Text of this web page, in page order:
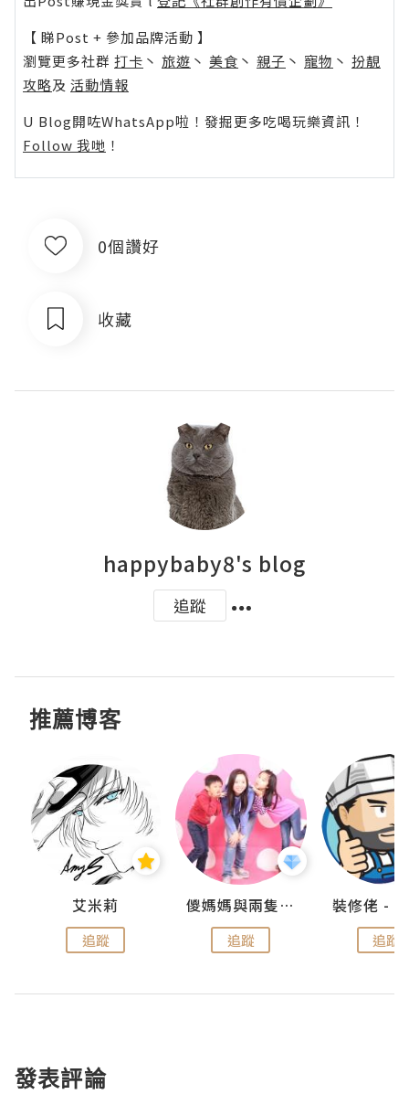
【 睇Post + 參加品牌活動 】
瀏覽更多社群 打卡 丶 旅遊 丶 美食 丶 親子 丶 寵物 丶 扮靚
攻略及 活動情報
U Blog開咗WhatsApp啦！發掘更多吃喝玩樂資訊！
Follow 我哋 ！
0個讚好
收藏
happybaby8's blog
追蹤
推薦博客
艾米莉
追蹤
儍媽媽與兩隻小魔怪之家
追蹤 追蹤
發表評論